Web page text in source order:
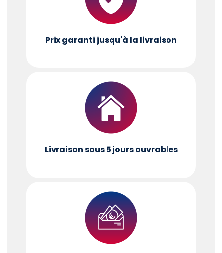
Prix garanti jusqu'à la livraison
Livraison sous 5 jours ouvrables